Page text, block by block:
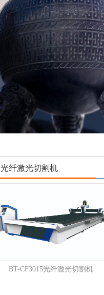
光纤激光切割机
BT-CF3015光纤激光切割机